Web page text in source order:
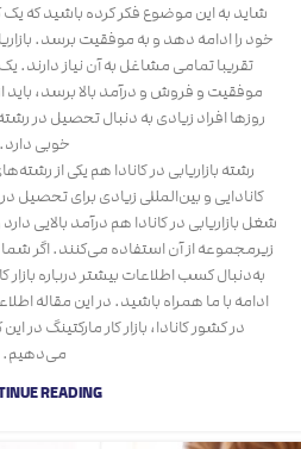
شاید به این موضوع فکر کرده باشید که
خود را ادامه دهد و به موفقیت برسد.
تقریبا تمامی مشاغل به آن نیاز دارند.
موفقیت و فروش و درآمد بالا برسد، باید
روزها افراد زیادی به دنبال تحصیل در رشته
خوبی دارد.
رشته بازاریابی در کانادا هم یکی از
کانادایی و بین‌المللی زیادی برای
شغل بازاریابی در کانادا هم درآمد بالایی
زیرمجموعه از آن استفاده می‌کنند. اگر شما
به‌دنبال کسب اطلاعات بیشتر درباره بازار
ادامه با ما همراه باشید. در این مقاله
در کشور کانادا، بازار کار مارکتینگ در
می‌دهیم.
READING